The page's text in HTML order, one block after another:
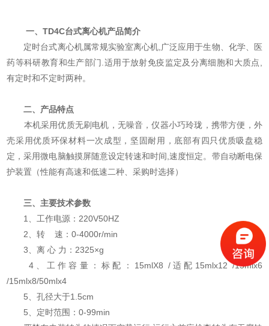
一、TD4C台式离心机产品简介
定时台式离心机属常规实验室离心机,广泛应用于生物、化学、医
药等科研教育和生产部门.适用于放射免疫监定及分离细胞和大质点,
有定时和不定时两种。
二、产品特点
本机采用优质无刷电机，无噪音，仪器小巧玲珑，携带方便，外
壳采用优质环保材料一次成型，坚固耐用，底部有四只优质吸盘稳
定，采用微电脑触摸屏随意设定转速和时间,速度恒定。带自动断电保
护装置（性能有高速和低速二种、采购时选择）
三、主要技术参数
1、工作电源：220V50HZ
2、转 速：0-4000r/min
3、离 心 力：2325×g
4、工作容量：标配：15mlX8 /适配15mlx12 /15mlx6
/15mlx8/50mlx4
5、孔径大于1.5cm
5、定时范围：0-99min